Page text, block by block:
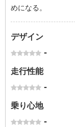
めになる。
デザイン
-
走行性能
-
乗り心地
-